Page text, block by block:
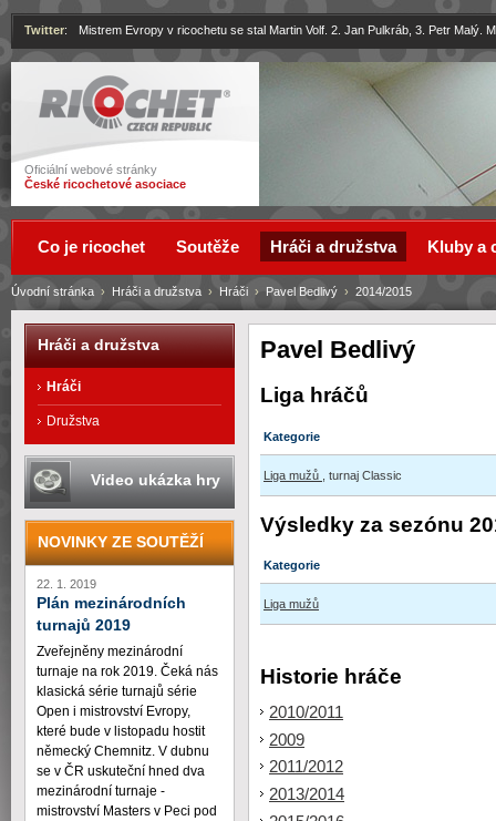
Ricochet
Oficiální webové stránky
České ricochetové asociace
Twitter: Mistrem Evropy v ricochetu se stal Martin Volf. 2. Jan Pulkráb, 3. Petr Malý.
Pavel Bedlivý
Liga hráčů
Kategorie
Liga mužů , turnaj Classic
Výsledky za sezónu
Kategorie
Liga mužů
Historie hráče
2010/2011
2009
2011/2012
2013/2014
Úvodní stránka › Hráči a družstva › Hráči › Pavel Bedlivý › 2014/2015
Co je ricochet Soutěže Hráči a družstva Kluby a
Hráči a družstva
Hráči
Družstva
Video ukázka hry
NOVINKY ZE SOUTĚŽÍ
22. 1. 2019
Plán mezinárodních
turnajů 2019
Zveřejněny mezinárodní
turnaje na rok 2019. Čeká nás
klasická série turnajů série
Open i mistrovství Evropy,
které bude v listopadu hostit
německý Chemnitz. V dubnu
se v ČR uskuteční hned dva
mezinárodní turnaje -
mistrovství Masters v Peci pod